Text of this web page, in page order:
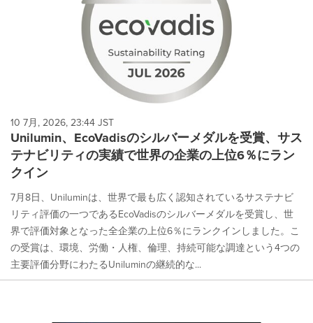
10 7月, 2026, 23:44 JST
Unilumin、EcoVadisのシルバーメダルを受賞、サス
テナビリティの実績で世界の企業の上位6％にラン
クイン
7月8日、Uniluminは、世界で最も広く認知されているサステナビ
リティ評価の一つであるEcoVadisのシルバーメダルを受賞し、世
界で評価対象となった全企業の上位6％にランクインしました。こ
の受賞は、環境、労働・人権、倫理、持続可能な調達という4つの
主要評価分野にわたるUniluminの継続的な...